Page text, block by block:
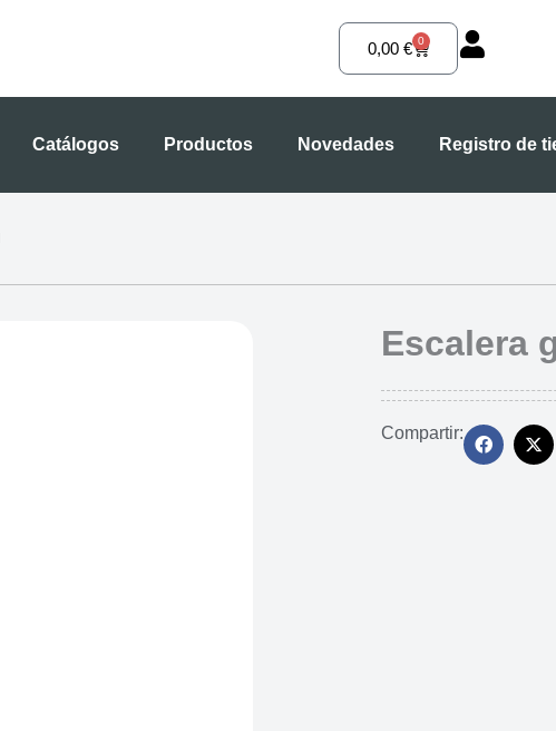
0,00 € 0
Carrito
Catálogos Productos Novedades Registro de
Escalera
Compartir: